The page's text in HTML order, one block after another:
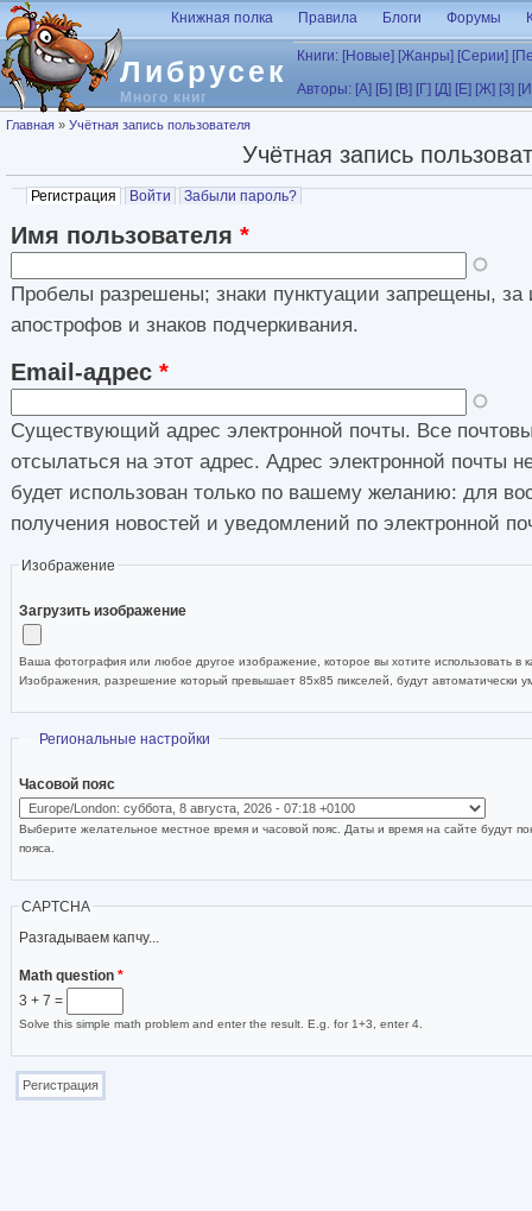
Перейти к основному содержанию
Либрусек
Много книг
Книжная полка Правила Блоги Форумы
Книги: [Новые] [Жанры] [Серии]
Авторы: [А] [Б] [В] [Г] [Д] [Е] [Ж] [З]
Вы здесь
Главная » Учётная запись пользователя
Учётная запись
Главные вкладки
Регистрация (активная вкладка)
Войти Забыли пароль?
Имя пользователя *
Пробелы разрешены; знаки пунктуации запрещены, за
апострофов и знаков подчеркивания.
Email-адрес *
Существующий адрес электронной почты. Все
отсылаться на этот адрес. Адрес электронной почты
будет использован только по вашему желанию: для
получения новостей и уведомлений по электронной
Изображение
Загрузить изображение
Ваша фотография или любое другое изображение, которое вы хотите использовать в
Изображения, разрешение который превышает 85x85 пикселей, будут автоматически
Скрыть
Региональные настройки
Часовой пояс
Выберите желательное местное время и часовой пояс. Даты и время на сайте будут
пояса.
CAPTCHA
Разгадываем капчу...
Math question *
3 + 7 =
Solve this simple math problem and enter the result. E.g. for 1+3, enter 4.